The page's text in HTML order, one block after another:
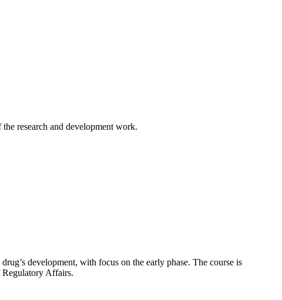
research and development work.
development, with focus on the early phase. The course is
Regulatory Affairs.